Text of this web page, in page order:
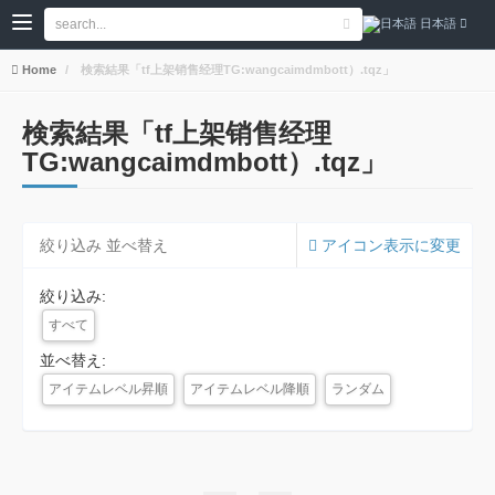
日本語
Home 検索結果「tf上架销售经理TG:wangcaimdmbott）.tqz」
検索結果「tf上架销售经理
TG:wangcaimdmbott）.tqz」
絞り込み 並べ替え アイコン表示に変更
絞り込み:
すべて
並べ替え:
アイテムレベル昇順 アイテムレベル降順 ランダム